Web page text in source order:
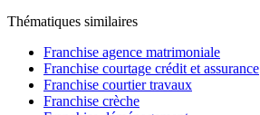
Thématiques similaires
Franchise agence matrimoniale
Franchise courtage crédit et assurance
Franchise courtier travaux
Franchise crèche